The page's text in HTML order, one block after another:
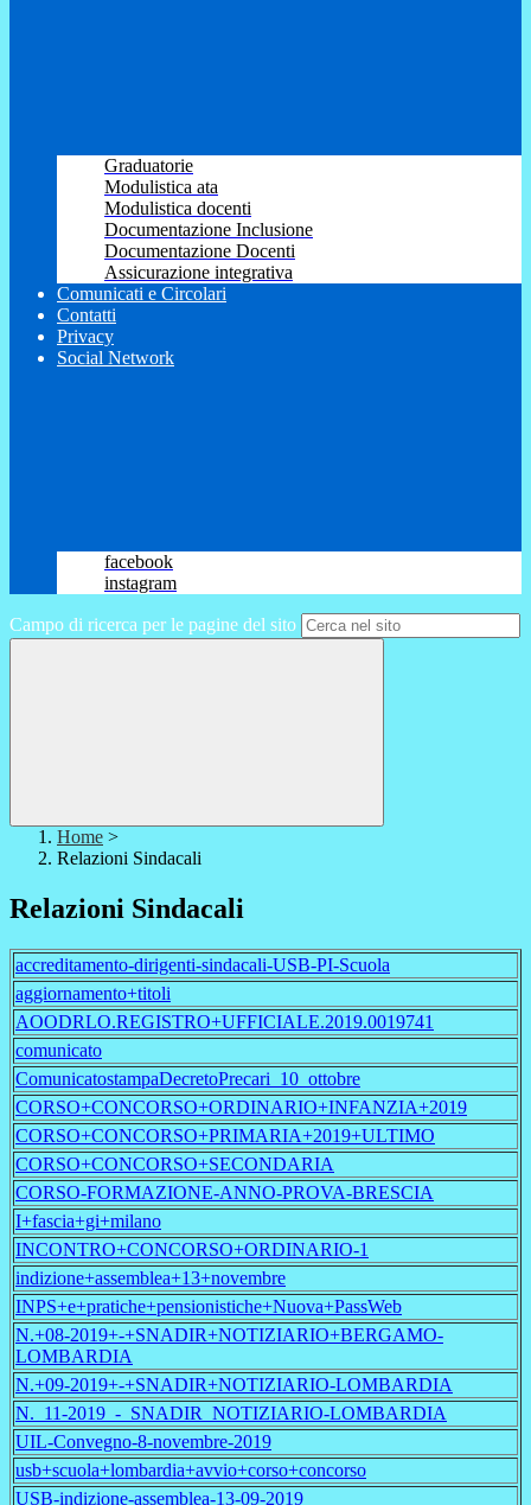
Graduatorie
Modulistica ata
Modulistica docenti
Documentazione Inclusione
Documentazione Docenti
Assicurazione integrativa
Comunicati e Circolari
Contatti
Privacy
Social Network
facebook
instagram
Campo di ricerca per le pagine del sito
Home >
Relazioni Sindacali
Relazioni Sindacali
accreditamento-dirigenti-sindacali-USB-PI-Scuola
aggiornamento+titoli
AOODRLO.REGISTRO+UFFICIALE.2019.0019741
comunicato
ComunicatostampaDecretoPrecari_10_ottobre
CORSO+CONCORSO+ORDINARIO+INFANZIA+2019
CORSO+CONCORSO+PRIMARIA+2019+ULTIMO
CORSO+CONCORSO+SECONDARIA
CORSO-FORMAZIONE-ANNO-PROVA-BRESCIA
I+fascia+gi+milano
INCONTRO+CONCORSO+ORDINARIO-1
indizione+assemblea+13+novembre
INPS+e+pratiche+pensionistiche+Nuova+PassWeb
N.+08-2019+-+SNADIR+NOTIZIARIO+BERGAMO-
LOMBARDIA
N.+09-2019+-+SNADIR+NOTIZIARIO-LOMBARDIA
N._11-2019_-_SNADIR_NOTIZIARIO-LOMBARDIA
UIL-Convegno-8-novembre-2019
usb+scuola+lombardia+avvio+corso+concorso
USB-indizione-assemblea-13-09-2019